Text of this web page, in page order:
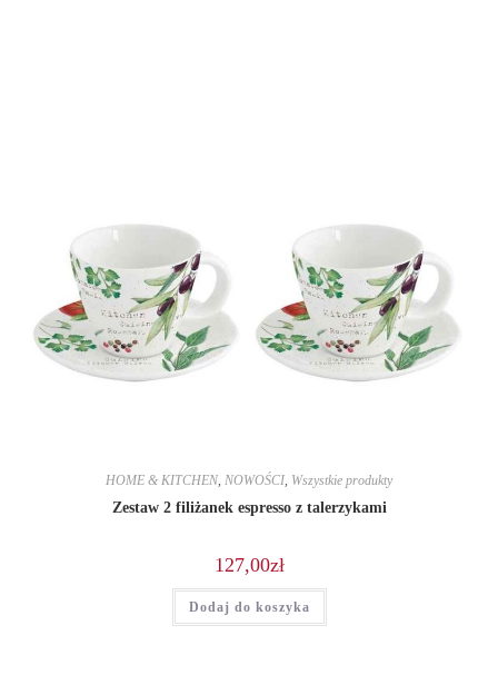
HOME & KITCHEN, NOWOŚCI, Wszystkie produkty
Zestaw 2 filiżanek espresso z talerzykami
127,00zł
Dodaj do koszyka